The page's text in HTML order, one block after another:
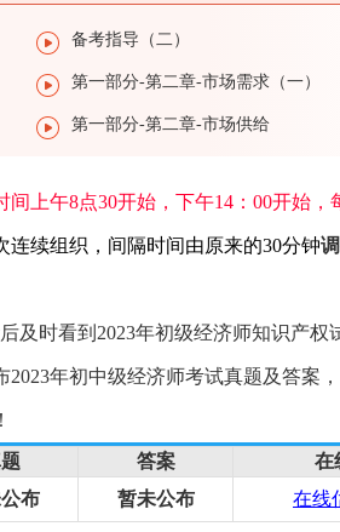
备考指导（二）
第一部分-第二章-市场需求（一）
第一部分-第二章-市场供给
间上午8点30开始，下午14：00开始，
连续组织，间隔时间由原来的30分钟
及时看到2023年初级经济师知识产权
年初中级经济师考试真题及答案
答案
在
布 暂未公布 在线